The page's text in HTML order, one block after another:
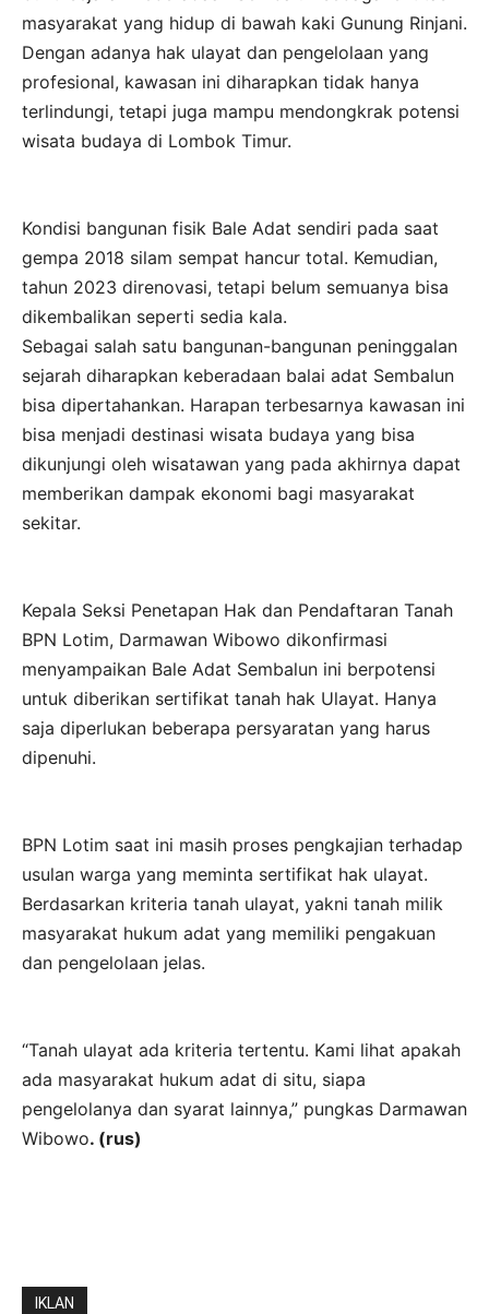
masyarakat yang hidup di bawah kaki Gunung Rinjani.
Dengan adanya hak ulayat dan pengelolaan yang
profesional, kawasan ini diharapkan tidak hanya
terlindungi, tetapi juga mampu mendongkrak potensi
wisata budaya di Lombok Timur.
Kondisi bangunan fisik Bale Adat sendiri pada saat
gempa 2018 silam sempat hancur total. Kemudian,
tahun 2023 direnovasi, tetapi belum semuanya bisa
dikembalikan seperti sedia kala.
Sebagai salah satu bangunan-bangunan peninggalan
sejarah diharapkan keberadaan balai adat Sembalun
bisa dipertahankan. Harapan terbesarnya kawasan ini
bisa menjadi destinasi wisata budaya yang bisa
dikunjungi oleh wisatawan yang pada akhirnya dapat
memberikan dampak ekonomi bagi masyarakat
sekitar.
Kepala Seksi Penetapan Hak dan Pendaftaran Tanah
BPN Lotim, Darmawan Wibowo dikonfirmasi
menyampaikan Bale Adat Sembalun ini berpotensi
untuk diberikan sertifikat tanah hak Ulayat. Hanya
saja diperlukan beberapa persyaratan yang harus
dipenuhi.
BPN Lotim saat ini masih proses pengkajian terhadap
usulan warga yang meminta sertifikat hak ulayat.
Berdasarkan kriteria tanah ulayat, yakni tanah milik
masyarakat hukum adat yang memiliki pengakuan
dan pengelolaan jelas.
“Tanah ulayat ada kriteria tertentu. Kami lihat apakah
ada masyarakat hukum adat di situ, siapa
pengelolanya dan syarat lainnya,” pungkas Darmawan
Wibowo. (rus)
IKLAN